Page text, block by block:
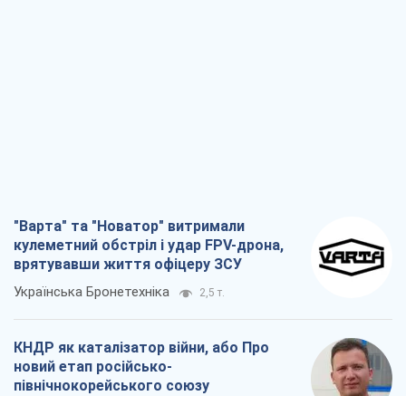
"Варта" та "Новатор" витримали
кулеметний обстріл і удар FPV-дрона,
врятувавши життя офіцеру ЗСУ
Українська Бронетехніка 2,5 т.
КНДР як каталізатор війни, або Про
новий етап російсько-
північнокорейського союзу